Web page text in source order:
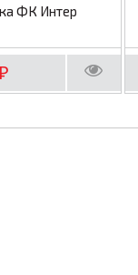
ФК Интер